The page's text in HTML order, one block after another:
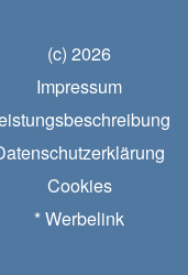
(c) 2026
Impressum
Cookies
* Werbelink